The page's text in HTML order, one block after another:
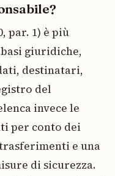
par. 1) è più
giuridiche,
destinatari,
del
invece le
per conto dei
e una
di sicurezza.